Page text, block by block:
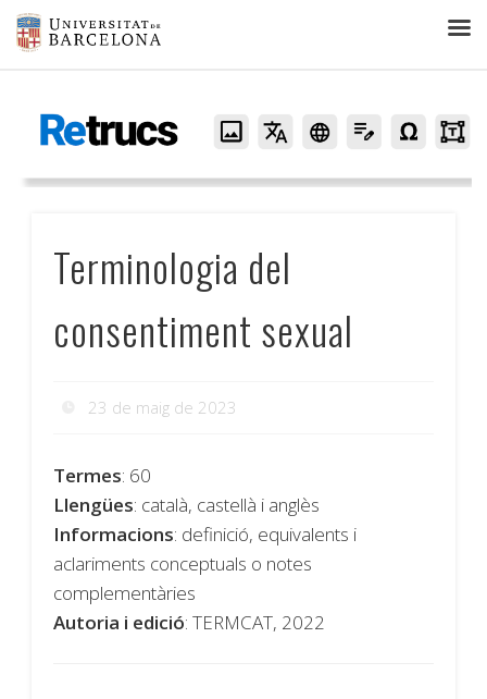
Retrucs
Terminologia del
consentiment sexual
23 de maig de 2023
Termes: 60
Llengües: català, castellà i anglès
Informacions: definició, equivalents i
aclariments conceptuals o notes
complementàries
Autoria i edició: TERMCAT, 2022